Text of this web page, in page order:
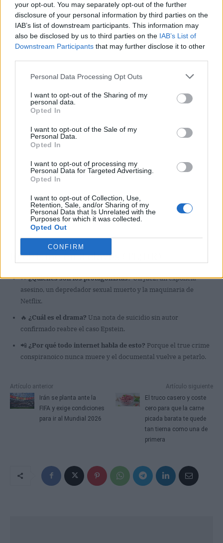
your opt-out. You may separately opt-out of the further
disclosure of your personal information by third parties on the
IAB’s list of downstream participants. This information may
also be disclosed by us to third parties on the IAB’s List of
Downstream Participants that may further disclose it to other
Personal Data Processing Opt Outs
I want to opt-out of the Sharing of my
personal data.
Opted In
I want to opt-out of the Sale of my
Personal Data.
Opted In
I want to opt-out of processing my
Personal Data for Targeted Advertising.
Opted In
I want to opt-out of Collection, Use,
Retention, Sale, and/or Sharing of my
Personal Data that Is Unrelated with the
Purposes for which it was collected.
Opted Out
CONFIRM
El chisme en 3 claves (TL;DR)
👀¿Quiénes son los protagonistas?Un juez, un expolicía
asesino, un depredador sexual muerto y la maquinaria de
Netflix.
🔥 ¿Cuál es el drama? Una nota de suicidio sin autor
confirmado reabre el caso Epstein.
📲 ¿Por qué todo internet habla de esto? Porque el true crime
conspiranoico nunca muere y el documental vuelve a petarlo.
Artículo anterior
Irán se planta ante la
FIFA y exige condiciones
para ir al Mundial 2026
Artículo siguiente
El truco casero y coste
cero para que la carne
picada barata te quede
tan tierna como una de
primera